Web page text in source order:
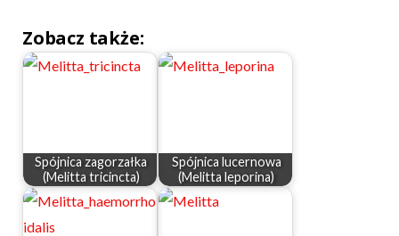
Zobacz także:
Spójnica zagorzałka
(Melitta tricincta)
Spójnica lucernowa
(Melitta leporina)